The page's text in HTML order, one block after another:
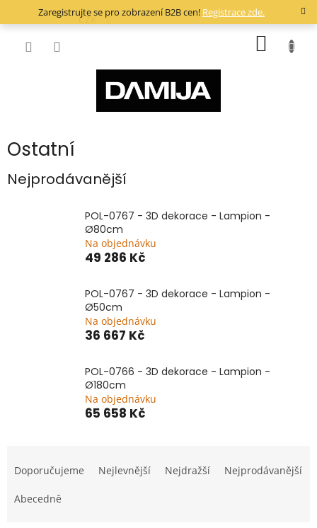
Zaregistrujte se pro zobrazení B2B cen! Registrace zde.
CZK
Ostatní
Nejprodávanější
POL-0767 - 3D dekorace - Lampion -
Ø80cm
Na objednávku
49 286 Kč
POL-0767 - 3D dekorace - Lampion -
Ø50cm
Na objednávku
36 667 Kč
POL-0766 - 3D dekorace - Lampion -
Ø180cm
Na objednávku
65 658 Kč
a
e
Doporučujeme Nejlevnější Nejdražší Nejprodávanější
Abecedně